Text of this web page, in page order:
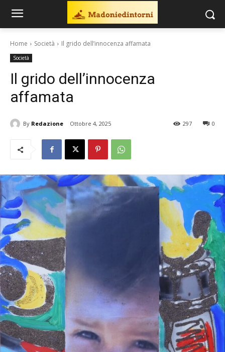
Home Società Il grido dell’innocenza affamata
Società
Il grido dell’innocenza
affamata
By Redazione Ottobre 4, 2025 0
297